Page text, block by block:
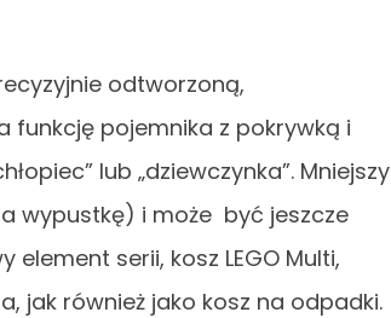
odtworzoną,
funkcję pojemnika z pokrywką i
lub „dziewczynka”. Mniejszy
wypustkę) i może być jeszcze
serii, kosz LEGO Multi,
jak również jako kosz na odpadki.